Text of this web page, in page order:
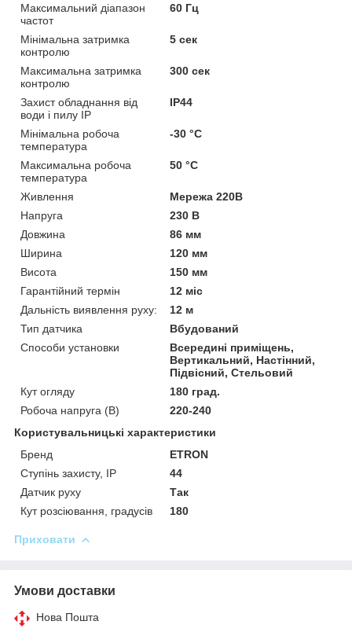
Максимальний діапазон
частот
60 Гц
Мінімальна затримка
контролю
5 сек
Максимальна затримка
контролю
300 сек
Захист обладнання від
води і пилу IP
IP44
Мінімальна робоча
температура
-30 °С
Максимальна робоча
температура
50 °С
Живлення
Мережа 220В
Напруга
230 В
Довжина
86 мм
Ширина
120 мм
Висота
150 мм
Гарантійний термін
12 міс
Дальність виявлення руху:
12 м
Тип датчика
Вбудований
Способи установки
Всередині приміщень,
Вертикальний, Настінний,
Підвісний, Стельовий
Кут огляду
180 град.
Робоча напруга (В)
220-240
Користувальницькі характеристики
Бренд
ETRON
Ступінь захисту, IP
44
Датчик руху
Так
Кут розсіювання, градусів
180
Приховати
Умови доставки
Нова Пошта